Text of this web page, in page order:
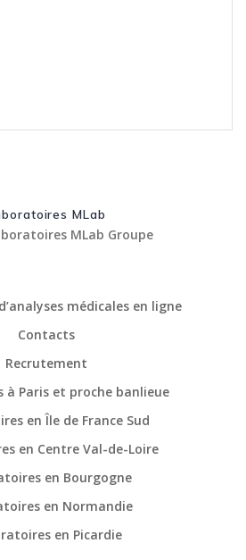
MLab
MLab Groupe
médicales en ligne
Contacts
Recrutement
à Paris et proche banlieue
en Île de France Sud
en Centre Val-de-Loire
en Bourgogne
en Normandie
en Picardie